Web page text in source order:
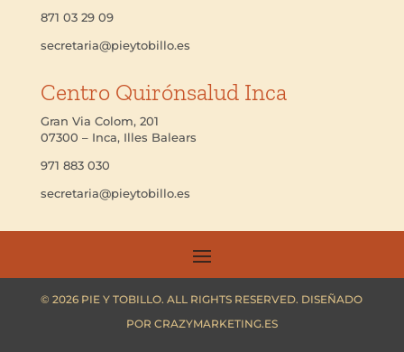
871 03 29 09
secretaria@pieytobillo.es
Centro Quirónsalud Inca
Gran Via Colom, 201
07300 – Inca, Illes Balears
971 883 030
secretaria@pieytobillo.es
© 2026 PIE Y TOBILLO. ALL RIGHTS RESERVED. DISEÑADO
POR CRAZYMARKETING.ES